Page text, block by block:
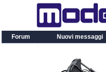
Forum Nuovi messaggi